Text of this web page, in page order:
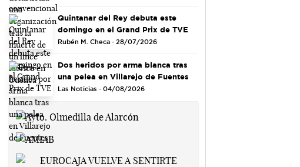
Quintanar del Rey debuta este
domingo en el Grand Prix de TVE
Rubén M. Checa - 28/07/2026
Dos heridos por arma blanca tras
una pelea en Villarejo de Fuentes
Las Noticias - 04/08/2026